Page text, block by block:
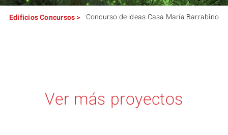
EdificiosConcursos> Concurso de ideas Casa María Barrabino
Ver más proyectos